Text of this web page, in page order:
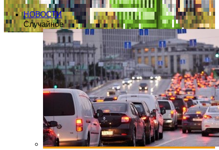
НОВОСТИ
Случайное